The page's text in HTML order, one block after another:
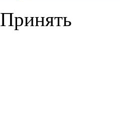
Принять